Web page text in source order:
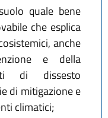
quale bene
che esplica
anche
e della
di dissesto
di mitigazione e
climatici;